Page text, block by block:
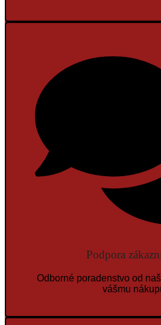
Podpora
Odborné poradenstvo od
vášmu